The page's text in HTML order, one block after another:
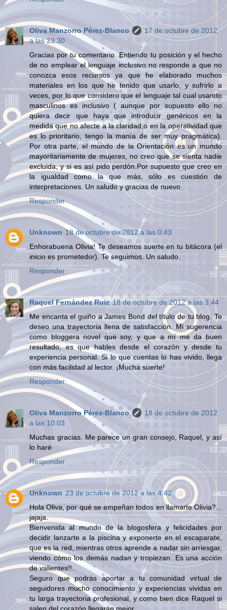
Oliva Manzorro Pérez-Blanco
17 de octubre de 2012
a las 23:30
Gracias por tu comentario. Entiendo tu posición y el hecho
de no emplear el lenguaje inclusivo no responde a que no
conozca esos recursos ya que he elaborado muchos
materiales en los que he tenido que usarlo, y sufrirlo a
veces, por lo que considero que el lenguaje tal cual usando
masculinos es inclusivo ( aunque por supuesto ello no
quiera decir que haya que introducir genéricos en la
medida que no afecte a la claridad,o en la operatividad que
es lo prioritario, tengo la manía de ser muy pragmática).
Por otra parte, el mundo de la Orientación es un mundo
mayoritariamente de mujeres, no creo que se sienta nadie
excluida, y si es así pido perdón.Por supuesto que creo en
la igualdad como la que más, sólo es cuestión de
interpretaciones. Un saludo y gracias de nuevo
Responder
Unknown 18 de octubre de 2012 a las 0:43
Enhorabuena Olivia! Te deseamos suerte en tu bitácora (el
inicio es prometedor). Te seguimos. Un saludo.
Responder
Raquel Fernández Ruiz 18 de octubre de 2012 a las 3:44
Me encanta el guiño a James Bond del título de tu blog. Te
deseo una trayectoria llena de satisfacción. Mi sugerencia
como bloggera novel que soy, y que a mí me da buen
resultado, es que hables desde el corazón y desde tu
experiencia personal. Si lo que cuentas lo has vivido, llega
con más facilidad al lector. ¡Mucha suerte!
Responder
Oliva Manzorro Pérez-Blanco
18 de octubre de 2012
a las 10:03
Muchas gracias. Me parece un gran consejo, Raquel, y así
lo haré
Responder
Unknown 23 de octubre de 2012 a las 4:42
Hola Oliva, por qué se empeñan todos en llamarte Olivia?...
jajaja.
Bienvenida al mundo de la blogosfera y felicidades por
decidir lanzarte a la piscina y exponerte en el escaparate,
que es la red, mientras otros aprende a nadar sin arriesgar,
viendo cómo los demás nadan y tropiezan. Es una acción
de valientes!!.
Seguro que podrás aportar a tu comunidad virtual de
seguidores mucho conocimiento y experiencias vividas en
tu larga trayectoria profesional, y como bien dice Raquel si
salen del corazón llegarán mejor.